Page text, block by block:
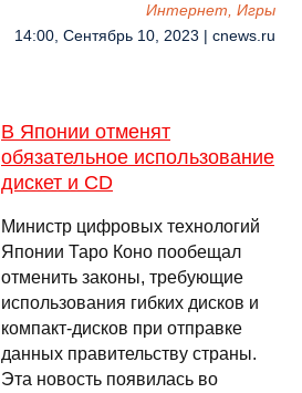
Интернет, Игры
14:00, Сентябрь 10, 2023 | cnews.ru
В Японии отменят
обязательное использование
дискет и CD
Министр цифровых технологий
Японии Таро Коно пообещал
отменить законы, требующие
использования гибких дисков и
компакт-дисков при отправке
данных правительству страны.
Эта новость появилась во